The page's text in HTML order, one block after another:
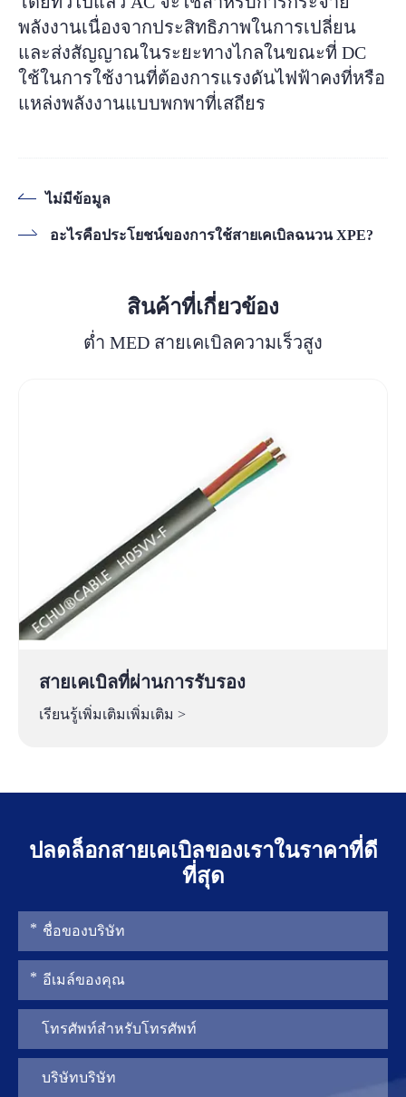
พลังงานเนื่องจากประสิทธิภาพในการเปลี่ยน
และส่งสัญญาณในระยะทางไกลในขณะที่ DC
ใช้ในการใช้งานที่ต้องการแรงดันไฟฟ้าคงที่หรือ
แหล่งพลังงานแบบพกพาที่เสถียร
ไม่มีข้อมูล
อะไรคือประโยชน์ของการใช้สายเคเบิลฉนวน XPE?
สินค้าที่เกี่ยวข้อง
ต่ำ MED สายเคเบิลความเร็วสูง
สายเคเบิลที่ผ่านการรับรอง
เรียนรู้เพิ่มเติมเพิ่มเติม >
ปลดล็อกสายเคเบิลของเราในราคาที่ดี
ที่สุด